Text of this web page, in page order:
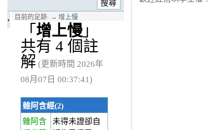
目前的足跡: → 增上慢
「 增上慢 」
共有 4 個註
解 (更新時間 2026年
08月07日 00:37:41)
雜阿含經(2)
雜阿含
未得未證卻自